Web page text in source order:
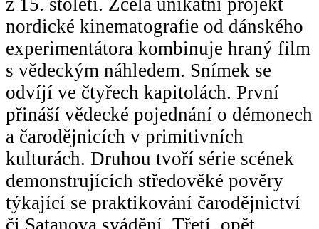
nordické kinematografie od dánského
experimentátora kombinuje hraný film
s vědeckým náhledem. Snímek se
odvíjí ve čtyřech kapitolách. První
přináší vědecké pojednání o démonech
a čarodějnicích v primitivních
kulturách. Druhou tvoří série scének
demonstrujících středověké pověry
týkající se praktikování čarodějnictví
či Satanova svádění. Třetí, opět